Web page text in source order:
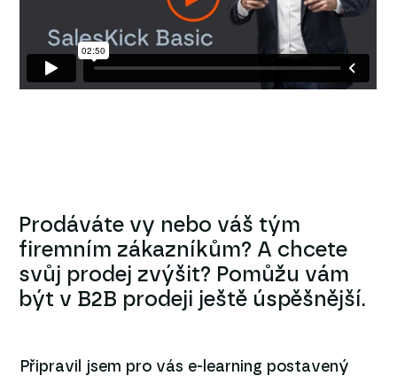
Prodáváte vy nebo váš tým
firemním zákazníkům? A chcete
svůj prodej zvýšit? Pomůžu vám
být v B2B prodeji ještě úspěšnější.
Připravil jsem pro vás e-learning postavený